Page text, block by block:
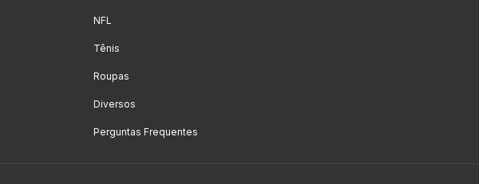
NFL
Tênis
Roupas
Diversos
Perguntas Frequentes